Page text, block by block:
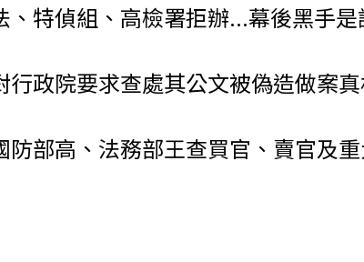
特偵組、高檢署拒辦...幕後黑手是
政院要求查處其公文被偽造做案真
部高、法務部王查買官、賣官及